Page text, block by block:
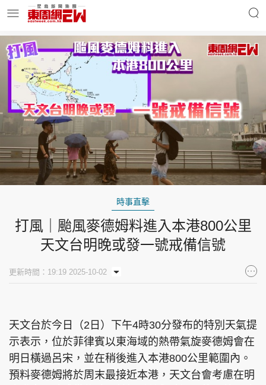
明星名人 時事財經
東周Ladies 優享生活
東周食玩通 會員活動
玄學靈異 東周專欄
東周刊 cazbuyer 東Touch
時事直擊
打風｜颱風麥德姆料進入本港800公里
天文台明晚或發一號戒備信號
更新時間：19:19 2025-10-02
天文台於今日（2日）下午4時30分發布的特別天氣提
示表示，位於菲律賓以東海域的熱帶氣旋麥德姆會在
明日橫過呂宋，並在稍後進入本港800公里範圍內。
預料麥德姆將於周末最接近本港，天文台會考慮在明